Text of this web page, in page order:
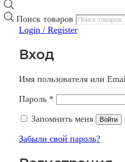
Поиск товаров
Login / Register
Вход
Имя пользователя или
Пароль *
Запомнить меня
Войти
Забыли свой пароль?